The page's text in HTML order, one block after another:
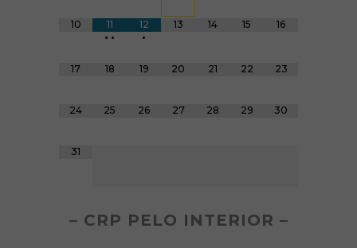
10
11
• •
12
•
13 14 15 16
17 18 19 20 21 22 23
24 25 26 27 28 29 30
31
– CRP PELO INTERIOR –